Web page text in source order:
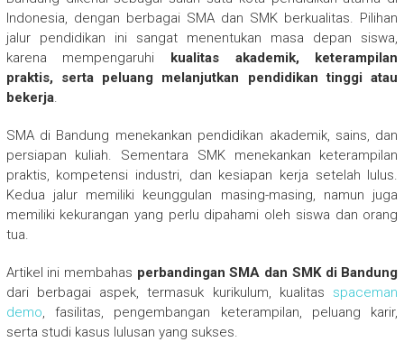
Indonesia, dengan berbagai SMA dan SMK berkualitas. Pilihan
jalur pendidikan ini sangat menentukan masa depan siswa,
karena mempengaruhi kualitas akademik, keterampilan
praktis, serta peluang melanjutkan pendidikan tinggi atau
bekerja.
SMA di Bandung menekankan pendidikan akademik, sains, dan
persiapan kuliah. Sementara SMK menekankan keterampilan
praktis, kompetensi industri, dan kesiapan kerja setelah lulus.
Kedua jalur memiliki keunggulan masing-masing, namun juga
memiliki kekurangan yang perlu dipahami oleh siswa dan orang
tua.
Artikel ini membahas perbandingan SMA dan SMK di Bandung
dari berbagai aspek, termasuk kurikulum, kualitas spaceman
demo, fasilitas, pengembangan keterampilan, peluang karir,
serta studi kasus lulusan yang sukses.